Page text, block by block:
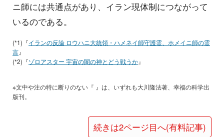
ニ師には共通点があり、イラン現体制につながって
いるのである。
(*1)『イランの反論 ロウハニ大統領・ハメネイ師守護霊、ホメイニ師の霊
言』
(*2)『ゾロアスター 宇宙の闇の神とどう戦うか』
※文中や注の特に断りのない『 』は、いずれも大川隆法著、幸福の科学出
版刊。
続きは2ページ目へ(有料記事)